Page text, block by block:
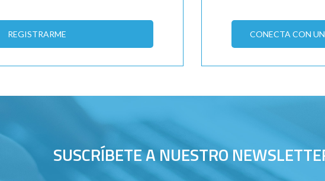
REGISTRARME CONECTA CON
SUSCRÍBETE A NUESTRO